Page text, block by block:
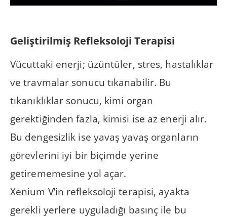
Geliştirilmiş Refleksoloji Terapisi
Vücuttaki enerji; üzüntüler, stres, hastalıklar
ve travmalar sonucu tıkanabilir. Bu
tıkanıklıklar sonucu, kimi organ
gerektiğinden fazla, kimisi ise az enerji alır.
Bu dengesizlik ise yavaş yavaş organların
görevlerini iyi bir biçimde yerine
getirememesine yol açar.
Xenium V’in refleksoloji terapisi, ayakta
gerekli yerlere uyguladığı basınç ile bu